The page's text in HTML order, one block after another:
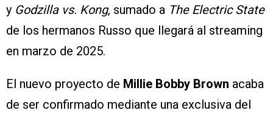
y Godzilla vs. Kong, sumado a The Electric State
de los hermanos Russo que llegará al streaming
en marzo de 2025.
El nuevo proyecto de Millie Bobby Brown acaba
de ser confirmado mediante una exclusiva del